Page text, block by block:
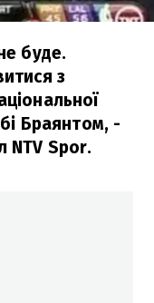
буде.
з
Браянтом, -
NTV Spor.